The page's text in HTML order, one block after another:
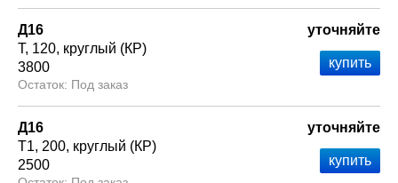
Д16
Т 120 круглый (КР)
3800
Под заказ
уточняйте
Д16
Т1 200 круглый (КР)
2500
уточняйте